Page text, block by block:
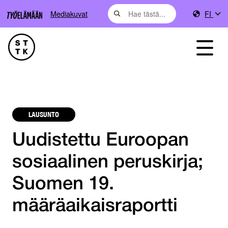
Mediakuvat FI
LAUSUNTO
Uudistettu Euroopan
sosiaalinen peruskirja;
Suomen 19.
määräaikaisraportti